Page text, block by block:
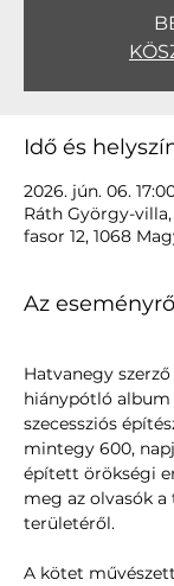
Idő és
2026. jún. 06.
Ráth György-
fasor 12, 1068
Az
Hatvanegy
hiánypótló
szecessziós
mintegy 600,
épített örökségi
meg az olvasók
területéről.
A kötet